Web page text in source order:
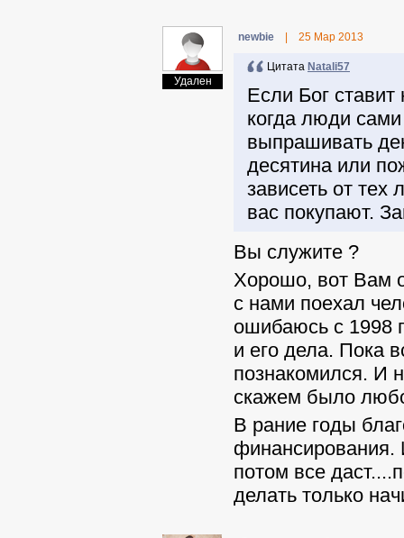
Удален
newbie 25 Мар 2013
Цитата Natali57
Если Бог
когда люди
выпрашивать
десятина или
зависеть от
вас покупают.
Вы служите ?
Хорошо, вот Вам
с нами поехал
ошибаюсь с 1998
и его дела. Пока
познакомился. И
скажем было
В рание годы
финансирования.
потом все
делать только